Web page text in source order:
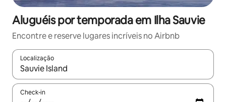
Aluguéis por temporada em Ilha Sauvie
Encontre e reserve lugares incríveis no Airbnb
Localização
Quando os resultados estiverem disponíveis, explore-os
Check-in